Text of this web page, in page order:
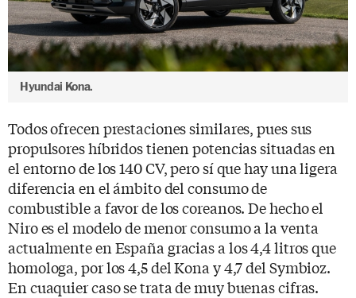
Hyundai Kona.
Todos ofrecen prestaciones similares, pues sus
propulsores híbridos tienen potencias situadas en
el entorno de los 140 CV, pero sí que hay una ligera
diferencia en el ámbito del consumo de
combustible a favor de los coreanos. De hecho el
Niro es el modelo de menor consumo a la venta
actualmente en España gracias a los 4,4 litros que
homologa, por los 4,5 del Kona y 4,7 del Symbioz.
En cuaquier caso se trata de muy buenas cifras.